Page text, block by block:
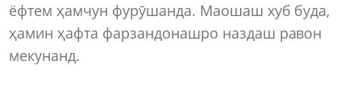
ёфтем ҳамчун фурӯшанда. Маошаш хуб буда,
ҳамин ҳафта фарзандонашро наздаш равон
мекунанд.